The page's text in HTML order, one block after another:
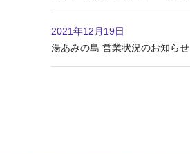
2021年12月19日
湯あみの島 営業状況のお知らせ